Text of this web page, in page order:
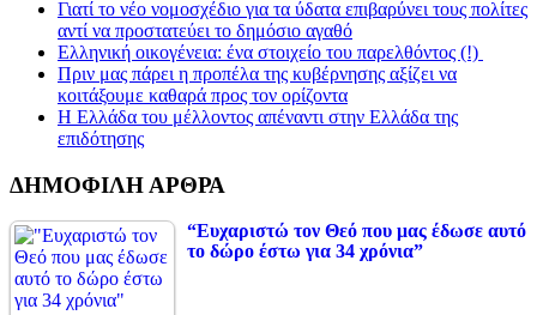
Γιατί το νέο νομοσχέδιο για τα ύδατα επιβαρύνει τους πολίτες
αντί να προστατεύει το δημόσιο αγαθό
Ελληνική οικογένεια: ένα στοιχείο του παρελθόντος (!)
Πριν μας πάρει η προπέλα της κυβέρνησης αξίζει να
κοιτάξουμε καθαρά προς τον ορίζοντα
Η Ελλάδα του μέλλοντος απέναντι στην Ελλάδα της
επιδότησης
ΔΗΜΟΦΙΛΗ ΑΡΘΡΑ
“Ευχαριστώ τον Θεό που μας έδωσε αυτό
το δώρο έστω για 34 χρόνια”